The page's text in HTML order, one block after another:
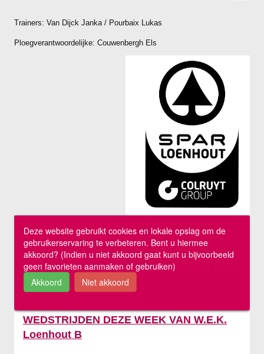
Trainers: Van Dijck Janka / Pourbaix Lukas
Ploegverantwoordelijke: Couwenbergh Els